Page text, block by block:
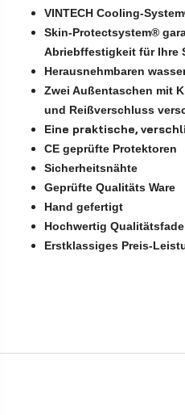
VINTECH Cooling-
Skin-Protectsystem®
Abriebffestigkeit für Ihre
Herausnehmbaren
Zwei Außentaschen mit
und Reißverschluss
Eine praktische,
CE geprüfte Protektoren
Sicherheitsnähte
Geprüfte Qualitäts Ware
Hand gefertigt
Hochwertig
Erstklassiges Preis-